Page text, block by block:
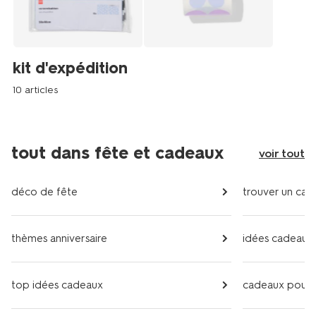
kit d'expédition
10 articles
tout dans fête et cadeaux voir tout
déco de fête
thèmes anniversaire
top idées cadeaux
trouver un
idées
cadeaux pour